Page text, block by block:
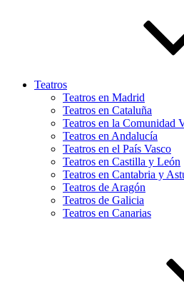
Teatros
Teatros en Madrid
Teatros en Cataluña
Teatros en la Comunidad
Teatros en Andalucía
Teatros en el País Vasco
Teatros en Castilla y León
Teatros en Cantabria y
Teatros de Aragón
Teatros de Galicia
Teatros en Canarias